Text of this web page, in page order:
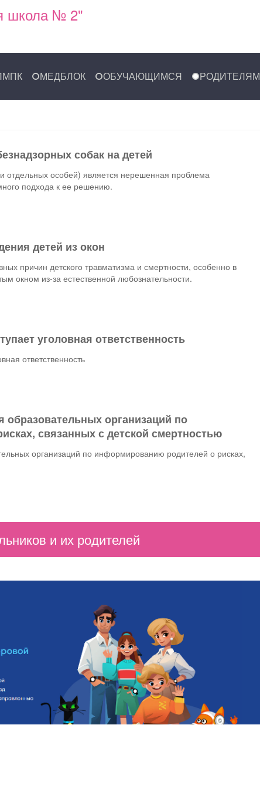
школа № 2"
МЕДБЛОК ОБУЧАЮЩИМСЯ РОДИТЕЛЯМ
собак на детей
отдельных особей) является нерешенная проблема
подхода к ее решению.
детей из окон
причин детского травматизма и смертности, особенно в
окном из-за естественной любознательности.
уголовная ответственность
ответственность
образовательных организаций по
связанных с детской смертностью
организаций по информированию родителей о рисках,
и их родителей